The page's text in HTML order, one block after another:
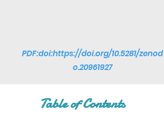
PDF:doi:https://doi.org/10.5281/zenod
o.20961927
Table of Contents